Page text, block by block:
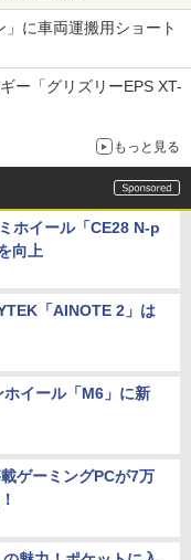
に車両運搬用ショート
ー「グリズリーEPS XT-
もっと見る
ホイール「CE28 N-p
向上
「AINOTE 2」は
イール「M6」に新
ゲーミングPCが7万